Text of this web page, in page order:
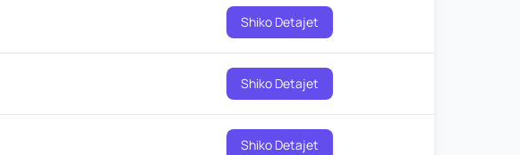
Shiko Detajet
Shiko Detajet
Shiko Detajet